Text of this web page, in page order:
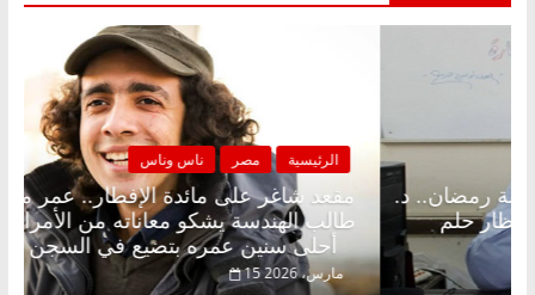
الرئيسية مصر
مقعد شاغر
طالب الهندسة
أحلى سنين عمره بتضيع في السجن
15 مارس، 2026
الإفطار وبلكونة بلا زينة رمضان.. د.
فاروق خبير اقتصادي في انتظار حلم